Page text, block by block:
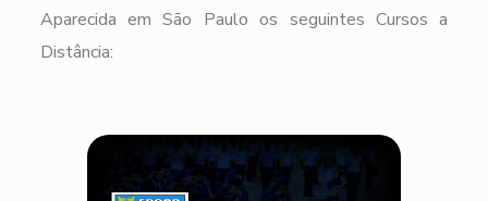
Aparecida em São Paulo os seguintes Cursos a
Distância: